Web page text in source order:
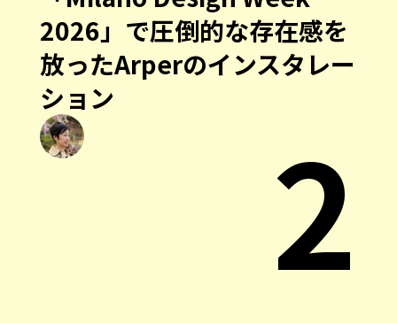
2026」で圧倒的な存在感を
放ったArperのインスタレー
ション
2